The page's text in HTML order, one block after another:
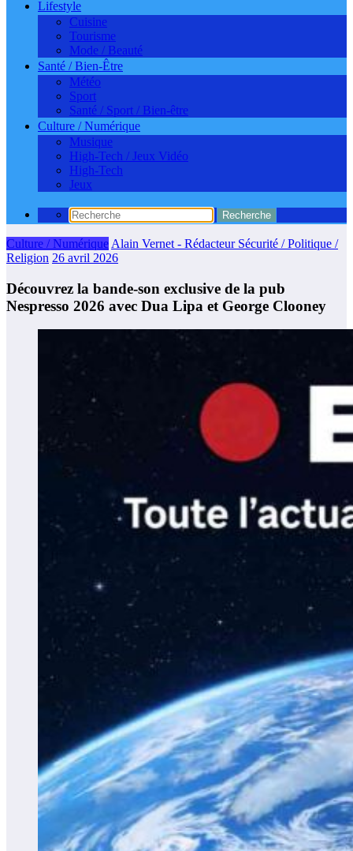
Lifestyle
Cuisine
Tourisme
Mode / Beauté
Santé / Bien-Être
Météo
Sport
Santé / Sport / Bien-être
Culture / Numérique
Musique
High-Tech / Jeux Vidéo
High-Tech
Jeux
Culture / Numérique Alain Vernet - Rédacteur Sécurité / Politique /
Religion 26 avril 2026
Découvrez la bande-son exclusive de la pub
Nespresso 2026 avec Dua Lipa et George Clooney